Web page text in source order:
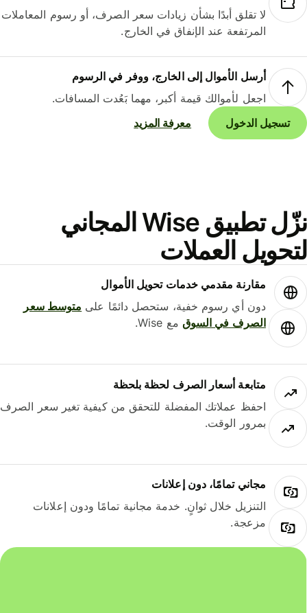
لا تقلق أبدًا بشأن زيادات سعر الصرف، أو رسوم المعاملات
المرتفعة عند الإنفاق في الخارج.
أرسل الأموال إلى الخارج، ووفر في الرسوم
اجعل لأموالك قيمة أكبر، مهما بَعُدت المسافات.
تسجيل الدخول
معرفة المزيد
نزّل تطبيق Wise المجاني
العملات
مقارنة مقدمي خدمات تحويل الأموال
دون أي رسوم خفية، ستحصل دائمًا علىمتوسط ​​سعر
الصرف في السوقمع Wise.
متابعة أسعار الصرف لحظة بلحظة
احفظ عملاتك المفضلة للتحقق من كيفية تغير سعر الصرف
بمرور الوقت.
مجاني تمامًا، دون إعلانات
التنزيل خلال ثوانٍ. خدمة مجانية تمامًا ودون إعلانات
مزعجة.